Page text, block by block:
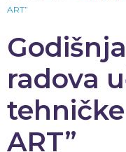
ART”
radova
ART”